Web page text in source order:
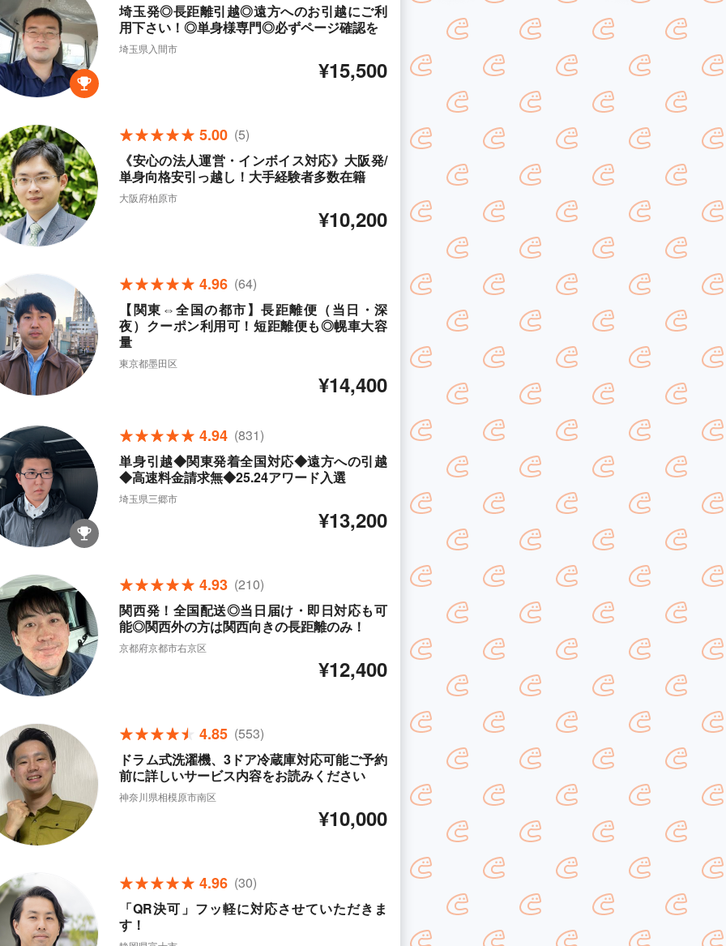
埼玉発◎長距離引越◎遠方へのお引越にご利
用下さい！◎単身様専門◎必ずページ確認を
埼玉県入間市
¥15,500
5.00 (5)
《安心の法人運営・インボイス対応》大阪発/
単身向格安引っ越し！大手経験者多数在籍
大阪府柏原市
¥10,200
4.96 (64)
【関東⇔全国の都市】長距離便（当日・深
夜）クーポン利用可！短距離便も◎幌車大容
量
東京都墨田区
¥14,400
4.94 (831)
単身引越◆関東発着全国対応◆遠方への引越
◆高速料金請求無◆25.24アワード入選
埼玉県三郷市
¥13,200
4.93 (210)
関西発！全国配送◎当日届け・即日対応も可
能◎関西外の方は関西向きの長距離のみ！
京都府京都市右京区
¥12,400
4.85 (553)
ドラム式洗濯機、3ドア冷蔵庫対応可能ご予約
前に詳しいサービス内容をお読みください
神奈川県相模原市南区
¥10,000
4.96 (30)
「QR決可」フッ軽に対応させていただきま
す！